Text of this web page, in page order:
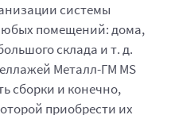
системы
помещений: дома,
склада и т. д.
Металл-ГМ MS
сборки и конечно,
приобрести их